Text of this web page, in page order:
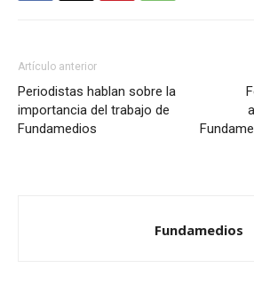
Artículo anterior
Periodistas hablan sobre la
importancia del trabajo de
Fundamedios
Fundamedios